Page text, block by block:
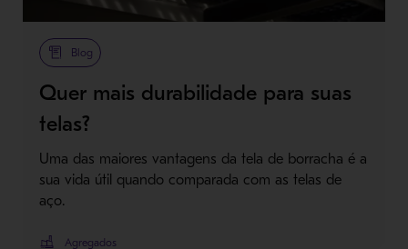
Blog
Quer mais durabilidade para suas
telas?
Uma das maiores vantagens da tela de borracha é a
sua vida útil quando comparada com as telas de
aço.
Agregados